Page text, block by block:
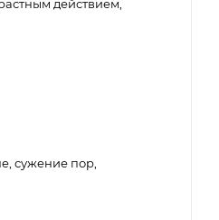
действием,
сужение пор,